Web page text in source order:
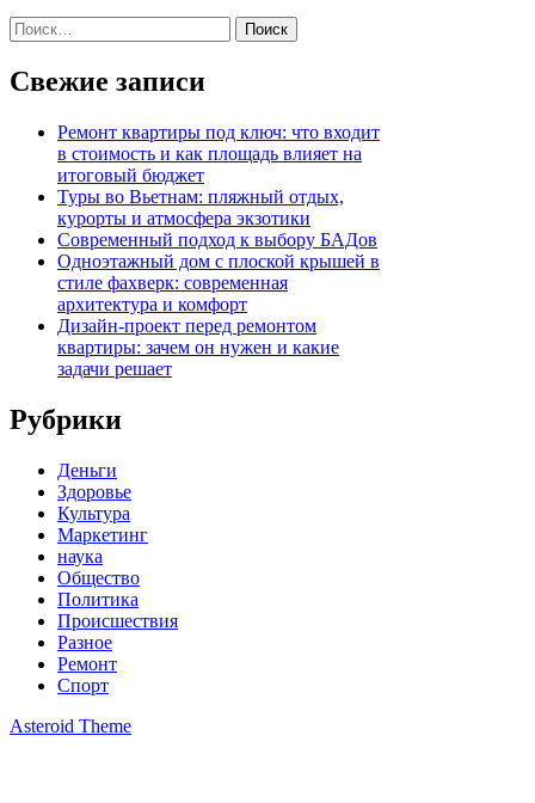
Найти:
Свежие записи
Ремонт квартиры под ключ: что входит
в стоимость и как площадь влияет на
итоговый бюджет
Туры во Вьетнам: пляжный отдых,
курорты и атмосфера экзотики
Современный подход к выбору БАДов
Одноэтажный дом с плоской крышей в
стиле фахверк: современная
архитектура и комфорт
Дизайн-проект перед ремонтом
квартиры: зачем он нужен и какие
задачи решает
Рубрики
Деньги
Здоровье
Культура
Маркетинг
наука
Общество
Политика
Происшествия
Разное
Ремонт
Спорт
Asteroid Theme